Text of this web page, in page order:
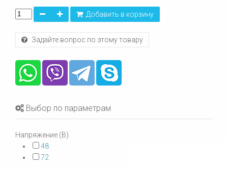
Добавить в корзину
Задайте вопрос по этому товару
Выбор по параметрам
Напряжение (В)
48
72